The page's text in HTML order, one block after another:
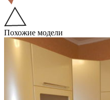
Похожие модели